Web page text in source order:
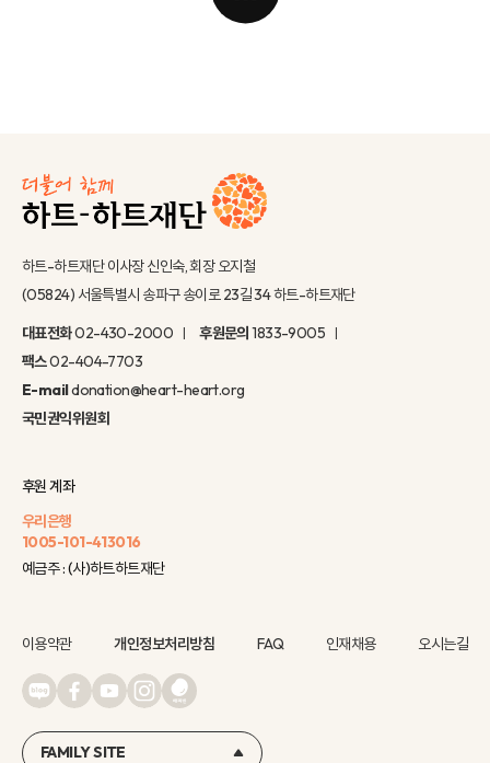
하트-하트재단 이사장 신인숙, 회장 오지철
(05824) 서울특별시 송파구 송이로 23길 34 하트-하트재단
대표전화02-430-2000 후원문의1833-9005
팩스02-404-7703
E-maildonation@heart-heart.org
국민권익위원회
후원 계좌
우리은행
1005-101-413016
예금주 : (사)하트하트재단
이용약관 개인정보처리방침 FAQ 인재채용 오시는길
FAMILY SITE